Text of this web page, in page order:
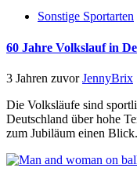
Sonstige Sportarten
60 Jahre Volkslauf in
3 Jahren zuvorJennyBrix
Die Volksläufe sind
Deutschland über hohe
zum Jubiläum einen